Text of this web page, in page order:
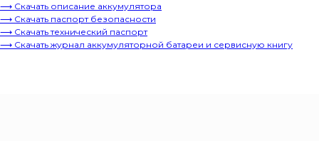
⟶ Скачать описание аккумулятора
⟶ Скачать паспорт безопасности
⟶ Скачать технический паспорт
⟶ Скачать журнал аккумуляторной батареи и сервисную книгу